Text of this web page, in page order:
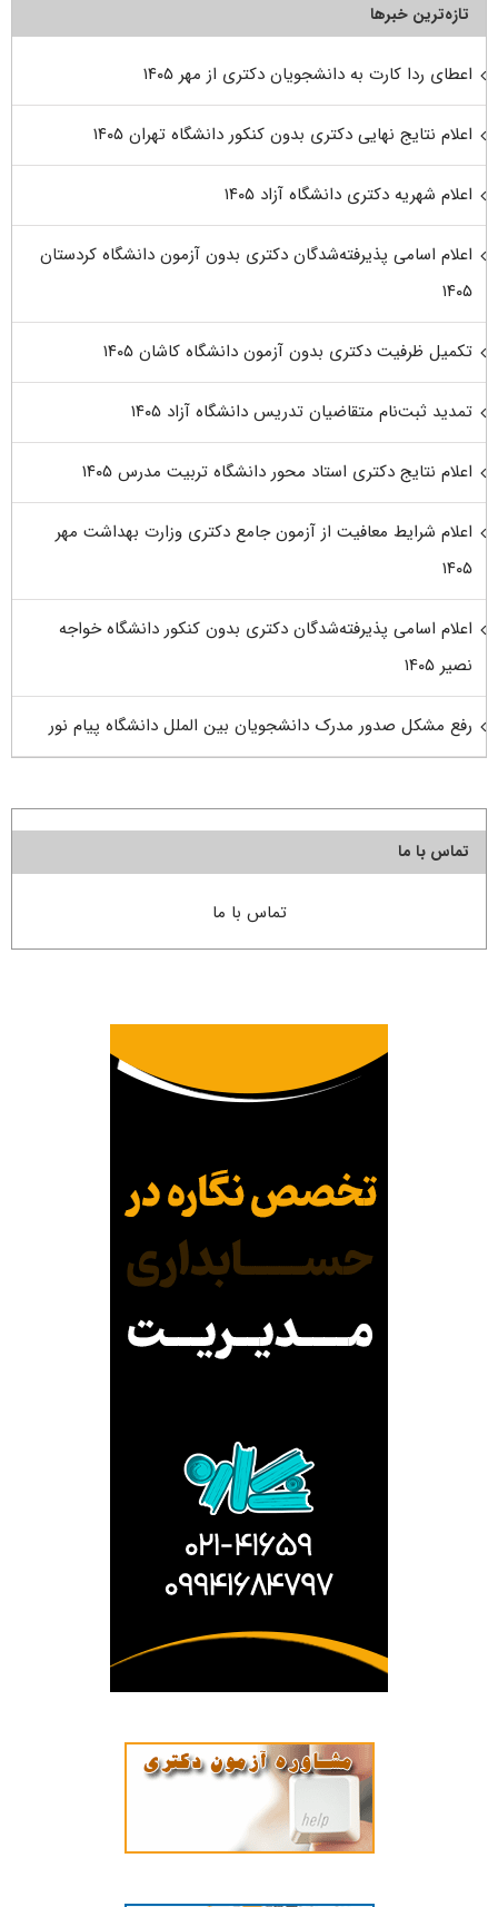
تازه‌ترین خبرها
اعطای ردا کارت به دانشجویان دکتری از مهر ۱۴۰۵
اعلام نتایج نهایی دکتری بدون کنکور دانشگاه تهران ۱۴۰۵
اعلام شهریه دکتری دانشگاه آزاد ۱۴۰۵
اعلام اسامی پذیرفته‌شدگان دکتری بدون آزمون دانشگاه کردستان
۱۴۰۵
تکمیل ظرفیت دکتری بدون آزمون دانشگاه کاشان ۱۴۰۵
تمدید ثبت‌نام متقاضیان تدریس دانشگاه آزاد ۱۴۰۵
اعلام نتایج دکتری استاد محور دانشگاه تربیت مدرس ۱۴۰۵
اعلام شرایط معافیت از آزمون جامع دکتری وزارت بهداشت مهر
۱۴۰۵
اعلام اسامی پذیرفته‌شدگان دکتری بدون کنکور دانشگاه خواجه
نصیر ۱۴۰۵
رفع مشکل صدور مدرک دانشجویان بین الملل دانشگاه پیام نور
تماس با ما
تماس با ما